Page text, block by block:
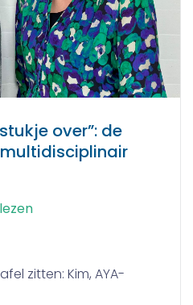
over”: de
zitten: Kim, AYA-